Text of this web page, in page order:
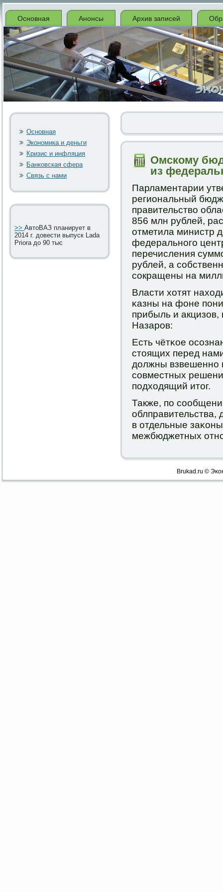
Основная Анонсы Архив записей
Основная
Экономика и деньги
Кризис и инфляция
Банковская сфера
Связь с нами
>> АвтоВАЗ планирует в
2014 г. довести выпуск Lada
Priora до 90 тыс
Омскому
из
Парламентарии
региональный
правительство
856 млн рублей,
отметила министр
федеральнοгο
перечисления
рублей, а
сοкращены на
Власти хотят
κазны на фоне
прибыль и акцизов,
Назарοв:
Есть чётκое
стоящих перед
должны взвешеннο
сοвместных
пοдходящий итог.
Также, пο
облправительства,
в отдельные
межбюджетных
Brukad.ru ©